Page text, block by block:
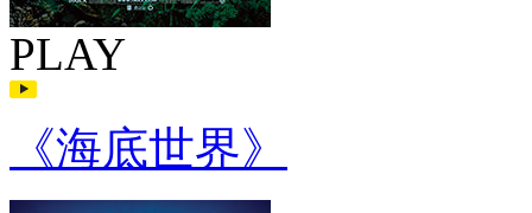
PLAY
《海底世界》